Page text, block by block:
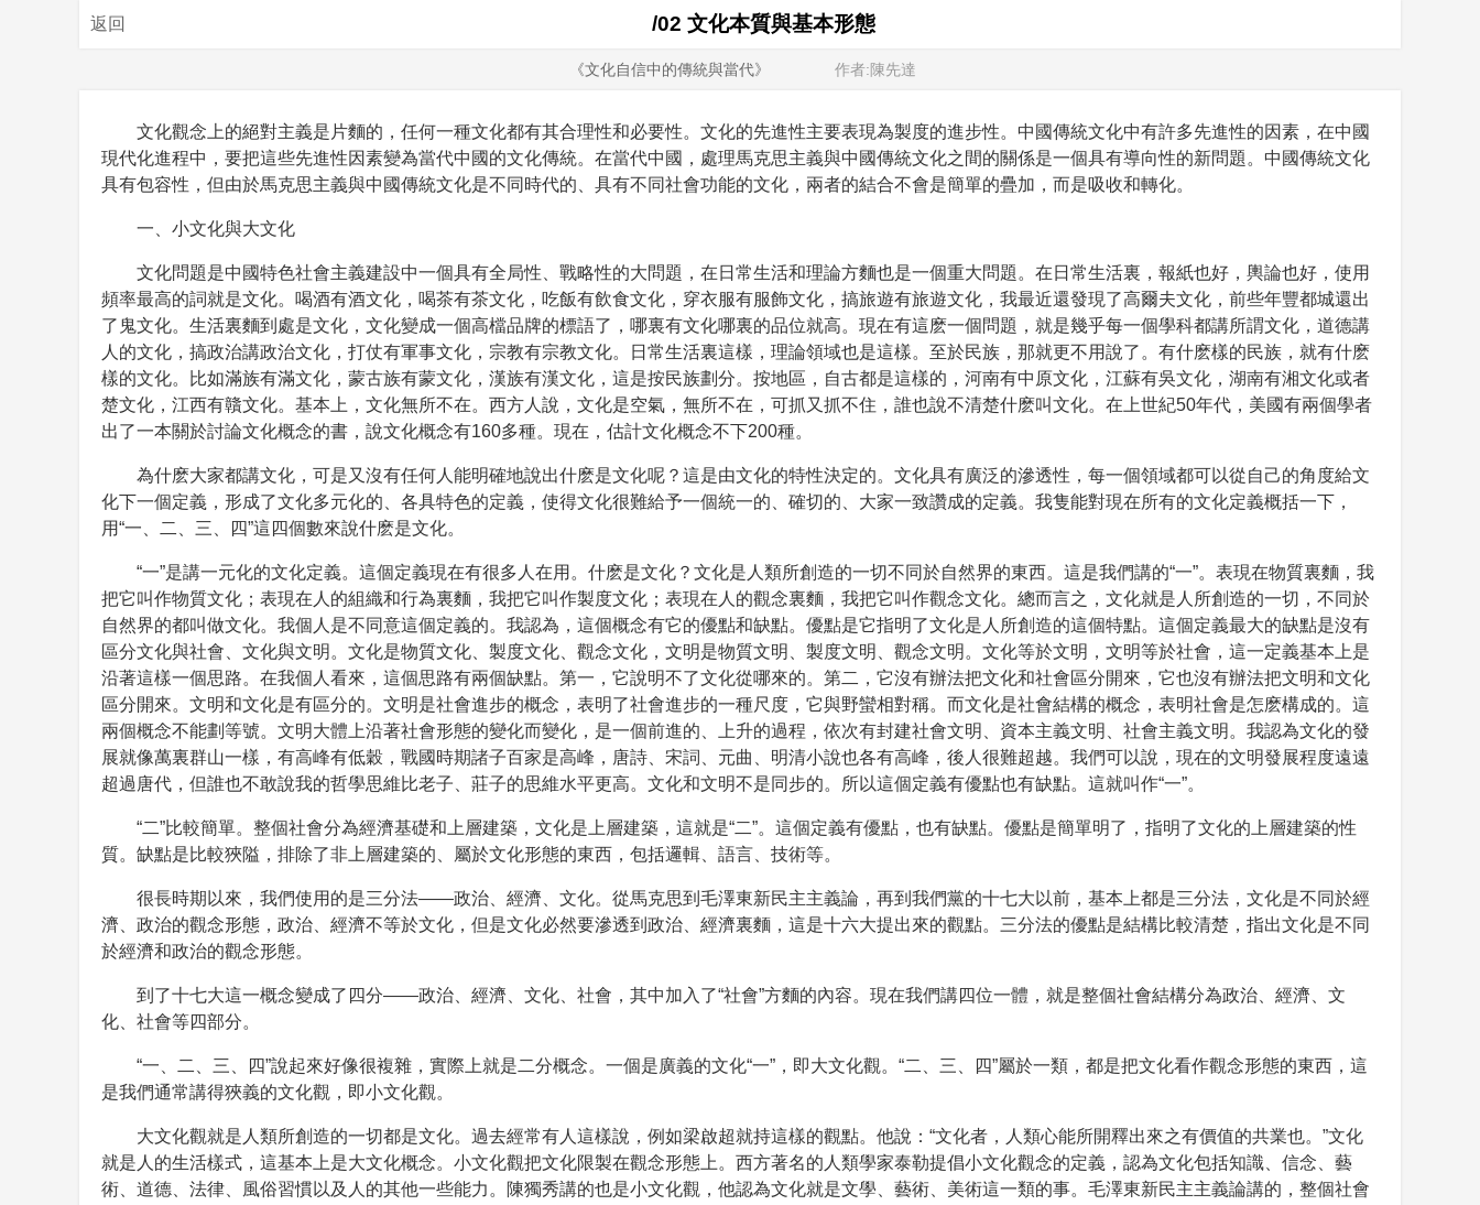
返回 /02 文化本質與基本形態
《文化自信中的傳統與當代》 作者:陳先達
文化觀念上的絕對主義是片麵的，任何一種文化都有其合理性和必要性。文化的先進性主要表現為製度的進步性。中國傳統文化中有許多先進性的因素，在中國
現代化進程中，要把這些先進性因素變為當代中國的文化傳統。在當代中國，處理馬克思主義與中國傳統文化之間的關係是一個具有導向性的新問題。中國傳統文化
具有包容性，但由於馬克思主義與中國傳統文化是不同時代的、具有不同社會功能的文化，兩者的結合不會是簡單的疊加，而是吸收和轉化。
一、小文化與大文化
文化問題是中國特色社會主義建設中一個具有全局性、戰略性的大問題，在日常生活和理論方麵也是一個重大問題。在日常生活裏，報紙也好，輿論也好，使用
頻率最高的詞就是文化。喝酒有酒文化，喝茶有茶文化，吃飯有飲食文化，穿衣服有服飾文化，搞旅遊有旅遊文化，我最近還發現了高爾夫文化，前些年豐都城還出
了鬼文化。生活裏麵到處是文化，文化變成一個高檔品牌的標語了，哪裏有文化哪裏的品位就高。現在有這麽一個問題，就是幾乎每一個學科都講所謂文化，道德講
人的文化，搞政治講政治文化，打仗有軍事文化，宗教有宗教文化。日常生活裏這樣，理論領域也是這樣。至於民族，那就更不用說了。有什麽樣的民族，就有什麽
樣的文化。比如滿族有滿文化，蒙古族有蒙文化，漢族有漢文化，這是按民族劃分。按地區，自古都是這樣的，河南有中原文化，江蘇有吳文化，湖南有湘文化或者
楚文化，江西有贛文化。基本上，文化無所不在。西方人說，文化是空氣，無所不在，可抓又抓不住，誰也說不清楚什麽叫文化。在上世紀50年代，美國有兩個學者
出了一本關於討論文化概念的書，說文化概念有160多種。現在，估計文化概念不下200種。
為什麽大家都講文化，可是又沒有任何人能明確地說出什麽是文化呢？這是由文化的特性決定的。文化具有廣泛的滲透性，每一個領域都可以從自己的角度給文
化下一個定義，形成了文化多元化的、各具特色的定義，使得文化很難給予一個統一的、確切的、大家一致讚成的定義。我隻能對現在所有的文化定義概括一下，
用“一、二、三、四”這四個數來說什麽是文化。
“一”是講一元化的文化定義。這個定義現在有很多人在用。什麽是文化？文化是人類所創造的一切不同於自然界的東西。這是我們講的“一”。表現在物質裏麵，我
把它叫作物質文化；表現在人的組織和行為裏麵，我把它叫作製度文化；表現在人的觀念裏麵，我把它叫作觀念文化。總而言之，文化就是人所創造的一切，不同於
自然界的都叫做文化。我個人是不同意這個定義的。我認為，這個概念有它的優點和缺點。優點是它指明了文化是人所創造的這個特點。這個定義最大的缺點是沒有
區分文化與社會、文化與文明。文化是物質文化、製度文化、觀念文化，文明是物質文明、製度文明、觀念文明。文化等於文明，文明等於社會，這一定義基本上是
沿著這樣一個思路。在我個人看來，這個思路有兩個缺點。第一，它說明不了文化從哪來的。第二，它沒有辦法把文化和社會區分開來，它也沒有辦法把文明和文化
區分開來。文明和文化是有區分的。文明是社會進步的概念，表明了社會進步的一種尺度，它與野蠻相對稱。而文化是社會結構的概念，表明社會是怎麽構成的。這
兩個概念不能劃等號。文明大體上沿著社會形態的變化而變化，是一個前進的、上升的過程，依次有封建社會文明、資本主義文明、社會主義文明。我認為文化的發
展就像萬裏群山一樣，有高峰有低穀，戰國時期諸子百家是高峰，唐詩、宋詞、元曲、明清小說也各有高峰，後人很難超越。我們可以說，現在的文明發展程度遠遠
超過唐代，但誰也不敢說我的哲學思維比老子、莊子的思維水平更高。文化和文明不是同步的。所以這個定義有優點也有缺點。這就叫作“一”。
“二”比較簡單。整個社會分為經濟基礎和上層建築，文化是上層建築，這就是“二”。這個定義有優點，也有缺點。優點是簡單明了，指明了文化的上層建築的性
質。缺點是比較狹隘，排除了非上層建築的、屬於文化形態的東西，包括邏輯、語言、技術等。
很長時期以來，我們使用的是三分法——政治、經濟、文化。從馬克思到毛澤東新民主主義論，再到我們黨的十七大以前，基本上都是三分法，文化是不同於經
濟、政治的觀念形態，政治、經濟不等於文化，但是文化必然要滲透到政治、經濟裏麵，這是十六大提出來的觀點。三分法的優點是結構比較清楚，指出文化是不同
於經濟和政治的觀念形態。
到了十七大這一概念變成了四分——政治、經濟、文化、社會，其中加入了“社會”方麵的內容。現在我們講四位一體，就是整個社會結構分為政治、經濟、文
化、社會等四部分。
“一、二、三、四”說起來好像很複雜，實際上就是二分概念。一個是廣義的文化“一”，即大文化觀。“二、三、四”屬於一類，都是把文化看作觀念形態的東西，這
是我們通常講得狹義的文化觀，即小文化觀。
大文化觀就是人類所創造的一切都是文化。過去經常有人這樣說，例如梁啟超就持這樣的觀點。他說：“文化者，人類心能所開釋出來之有價值的共業也。”文化
就是人的生活樣式，這基本上是大文化概念。小文化觀把文化限製在觀念形態上。西方著名的人類學家泰勒提倡小文化觀念的定義，認為文化包括知識、信念、藝
術、道德、法律、風俗習慣以及人的其他一些能力。陳獨秀講的也是小文化觀，他認為文化就是文學、藝術、美術這一類的事。毛澤東新民主主義論講的，整個社會